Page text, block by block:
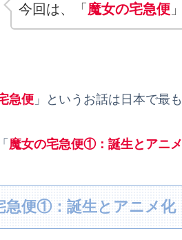
今回は、 「 魔女の宅急便
急便 」というお話は日本で最
魔女の宅急便①：誕生 とアニ
急便①：誕生とアニメ化